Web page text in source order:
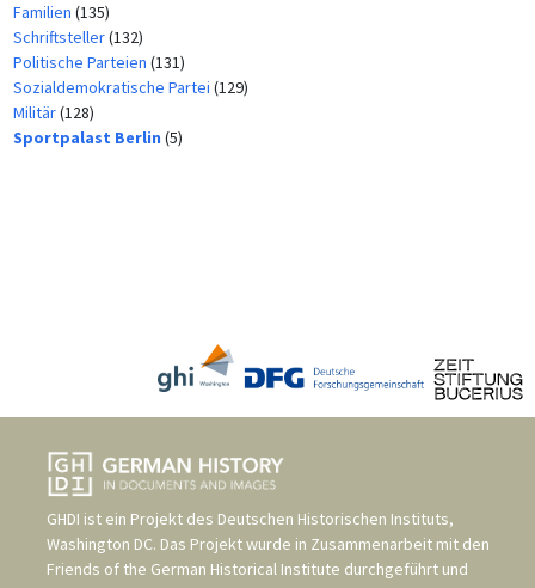
Familien (135)
Schriftsteller(132)
Politische Parteien (131)
Sozialdemokratische Partei (129)
Militär(128)
Sportpalast Berlin (5)
GHDI ist ein Projekt des Deutschen Historischen Instituts,
Washington DC. Das Projekt wurde in Zusammenarbeit mit den
Friends of the German Historical Institute durchgeführt und